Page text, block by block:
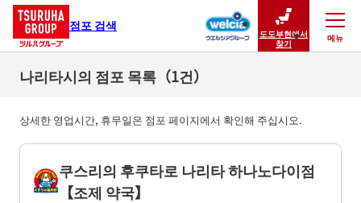
점포 검색
도도부현에서
찾기
메뉴
닫기
나리타시의 점포 목록（1건）
상세한 영업시간, 휴무일은 점포 페이지에서 확인해 주십시오.
쿠스리의 후쿠타로 나리타 하나노다이점
【조제 약국】